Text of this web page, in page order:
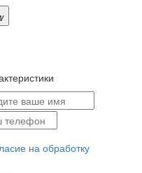
на обработку